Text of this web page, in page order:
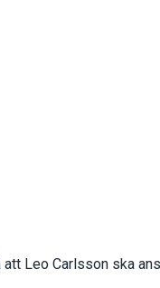
att Leo Carlsson ska